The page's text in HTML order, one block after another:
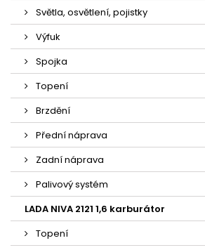
Světla, osvětlení, pojistky
Výfuk
Spojka
Topení
Brzdění
Přední náprava
Zadní náprava
Palivový systém
LADA NIVA 2121 1,6 karburátor
Topení